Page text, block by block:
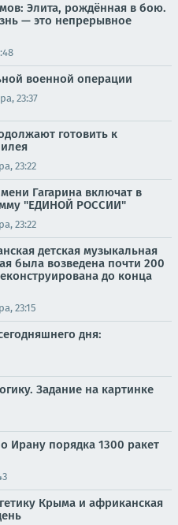
Элита, рождённая в бою.
— это непрерывное
военной операции
23:37
готовить к
23:22
Гагарина включат в
"ЕДИНОЙ РОССИИ"
23:22
детская музыкальная
была возведена почти 200
до конца
23:15
дня:
Задание на картинке
Ирану порядка 1300 ракет
Крыма и африканская